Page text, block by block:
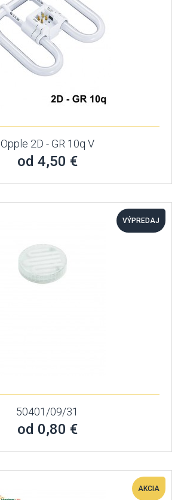
Opple 2D - GR 10q V
od 4,50 €
VÝPREDAJ
50401/09/31
od 0,80 €
AKCIA